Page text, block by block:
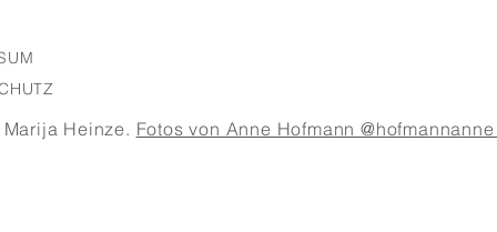
Heinze. Fotos von Anne Hofmann